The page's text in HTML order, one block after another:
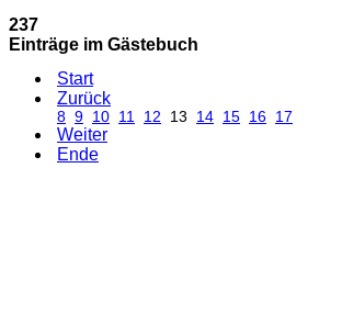
237
Einträge im Gästebuch
Start
Zurück
8 9 10 11 12 13 14 15 16 17
Weiter
Ende